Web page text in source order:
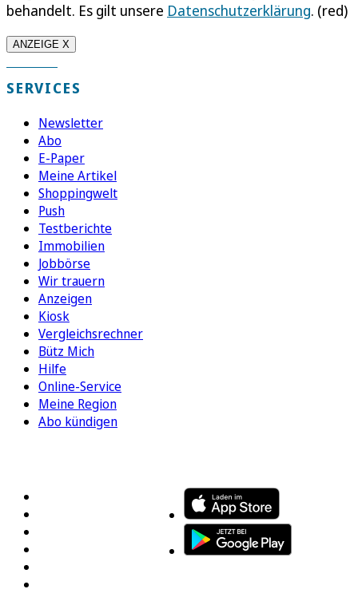
behandelt. Es gilt unsere Datenschutzerklärung. (red)
ANZEIGE X
SERVICES
Newsletter
Abo
E-Paper
Meine Artikel
Shoppingwelt
Push
Testberichte
Immobilien
Jobbörse
Wir trauern
Anzeigen
Kiosk
Vergleichsrechner
Bütz Mich
Hilfe
Online-Service
Meine Region
Abo kündigen